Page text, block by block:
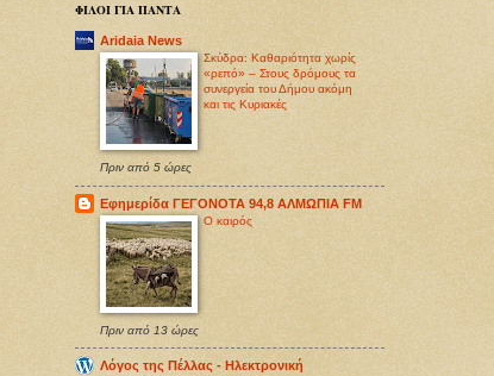
ΦΙΛΟΙ ΓΙΑ ΠΑΝΤΑ
Aridaia News
Σκύδρα: Καθαριότητα χωρίς
«ρεπό» – Στους δρόμους τα
συνεργεία του Δήμου ακόμη
και τις Κυριακές
Πριν από 5 ώρες
Εφημερίδα ΓΕΓΟΝΟΤΑ 94,8 ΑΛΜΩΠΙΑ FM
O καιρός
Πριν από 13 ώρες
Λόγος της Πέλλας - Ηλεκτρονική